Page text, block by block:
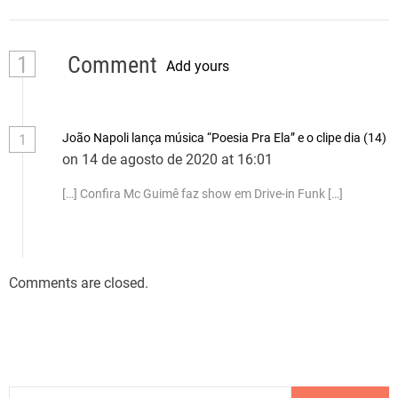
1 Comment Add yours
1 João Napoli lança música “Poesia Pra Ela” e o clipe dia (14)
on 14 de agosto de 2020 at 16:01
[…] Confira Mc Guimê faz show em Drive-in Funk […]
Comments are closed.